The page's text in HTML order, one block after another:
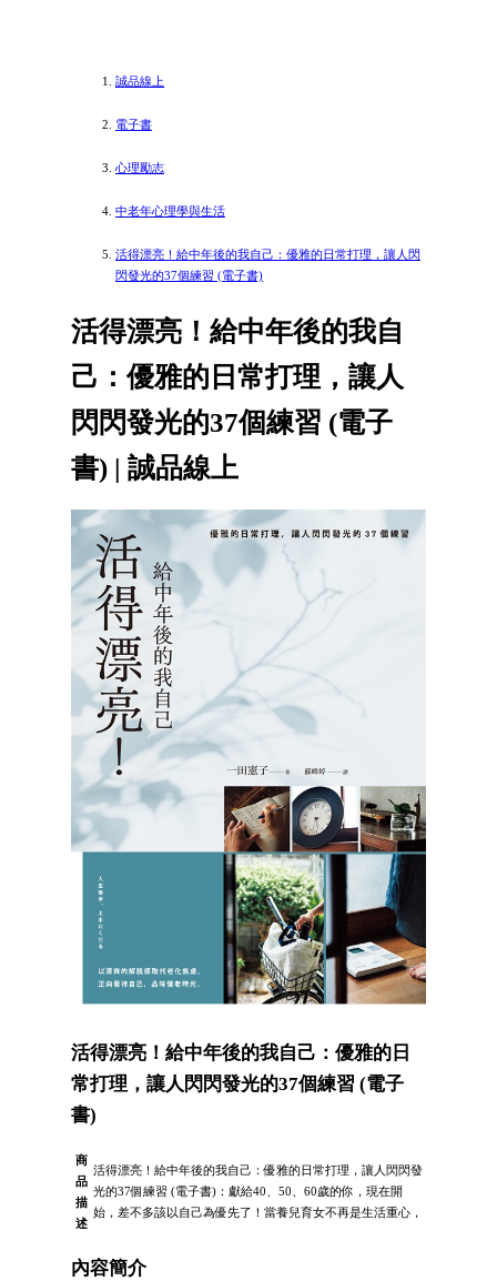
誠品線上
電子書
心理勵志
中老年心理學與生活
活得漂亮！給中年後的我自己：優雅的日常打理，讓人閃
閃發光的37個練習 (電子書)
活得漂亮！給中年後的我自
己：優雅的日常打理，讓人
閃閃發光的37個練習 (電子
書) | 誠品線上
活得漂亮！給中年後的我自己：優雅的日
常打理，讓人閃閃發光的37個練習 (電子
書)
商
品
描
述
活得漂亮！給中年後的我自己：優雅的日常打理，讓人閃閃發
光的37個練習 (電子書)：獻給40、50、60歲的你，現在開
始，差不多該以自己為優先了！當養兒育女不再是生活重心，
內容簡介